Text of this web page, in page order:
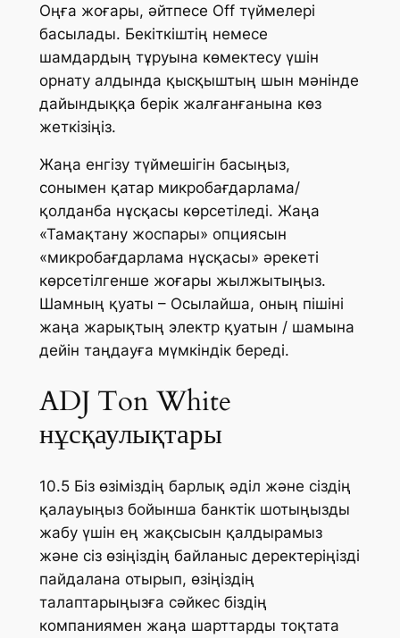
Оңға жоғары, әйтпесе Off түймелері
басылады. Бекіткіштің немесе
шамдардың тұруына көмектесу үшін
орнату алдында қысқыштың шын мәнінде
дайындыққа берік жалғанғанына көз
жеткізіңіз.
Жаңа енгізу түймешігін басыңыз,
сонымен қатар микробағдарлама/
қолданба нұсқасы көрсетіледі. Жаңа
«Тамақтану жоспары» опциясын
«микробағдарлама нұсқасы» әрекеті
көрсетілгенше жоғары жылжытыңыз.
Шамның қуаты – Осылайша, оның пішіні
жаңа жарықтың электр қуатын / шамына
дейін таңдауға мүмкіндік береді.
ADJ Ton White
нұсқаулықтары
10.5 Біз өзіміздің барлық әділ және сіздің
қалауыңыз бойынша банктік шотыңызды
жабу үшін ең жақсысын қалдырамыз
және сіз өзіңіздің байланыс деректеріңізді
пайдалана отырып, өзіңіздің
талаптарыңызға сәйкес біздің
компаниямен жаңа шарттарды тоқтата